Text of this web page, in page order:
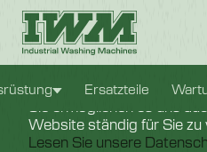
Ersatzteile
Cookie-
Wir verwenden Cookies,
Website ständig für Sie zu
Lesen Sie unsere